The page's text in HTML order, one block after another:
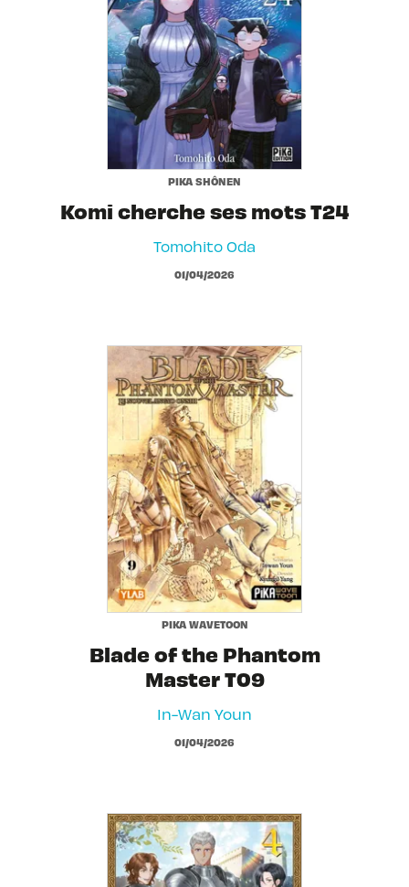
PIKA SHÔNEN
Komi cherche ses mots T24
Tomohito Oda
01/04/2026
PIKA WAVETOON
Blade of the Phantom
Master T09
In-Wan Youn
01/04/2026